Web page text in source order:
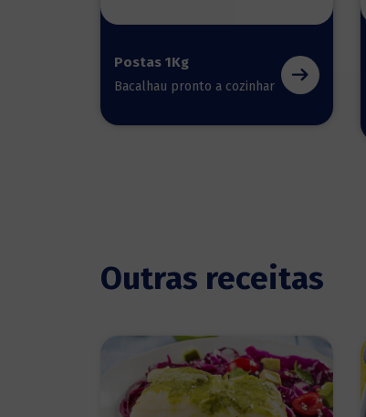
Postas 1Kg
Bacalhau pronto a cozinhar
Outras receitas